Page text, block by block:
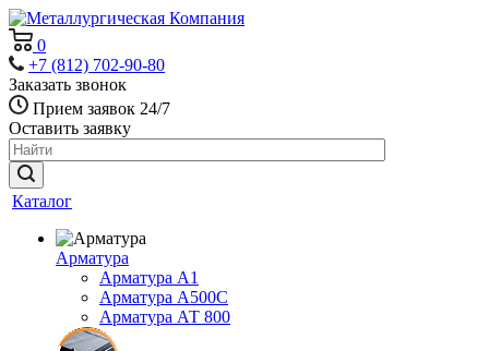
0
+7 (812) 702-90-80
Заказать звонок
Прием заявок 24/7
Оставить заявку
Каталог
Арматура
Арматура А1
Арматура А500С
Арматура АТ 800